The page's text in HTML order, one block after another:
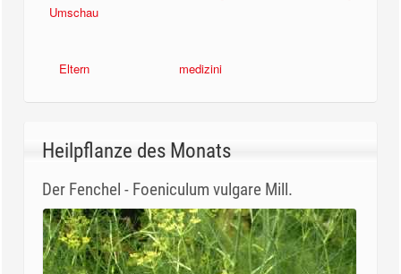
Umschau
Eltern medizini
Heilpflanze des Monats
Der Fenchel - Foeniculum vulgare Mill.